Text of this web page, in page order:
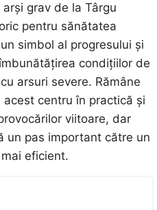
grav de la Târgu
pentru sănătatea
simbol al progresului și
condițiilor de
arsuri severe. Rămâne
centru în practică și
viitoare, dar
un pas important către un
eficient.